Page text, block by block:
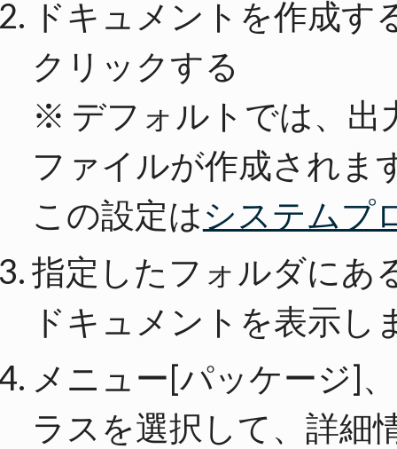
ドキュメントを作成す
クリックする
※ デフォルトでは、出
ファイルが作成されま
この設定はシステムプ
指定したフォルダにあ
ドキュメントを表示し
メニュー[パッケージ]
ラスを選択して、詳細